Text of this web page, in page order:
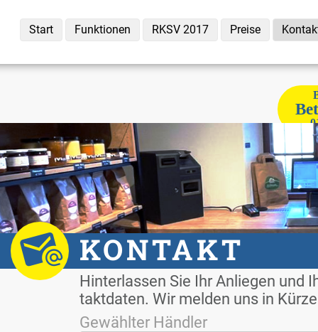
Start Funk­tio­nen RKSV 2017 Prei­se
KON­TAKT
Hin­ter­las­sen Sie Ihr An­lie­gen und
takt­da­ten. Wir mel­den uns in
Ge­wähl­ter Händ­ler